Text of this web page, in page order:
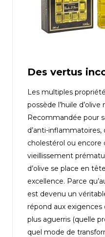
Des vertus
Les multiples
possède l’huile
Recommandée pour
d’anti-
cholestérol ou
vieillissement
d’olive se place en
excellence. Parce
est devenu un
répond aux
plus aguerris (quelle
quel mode de